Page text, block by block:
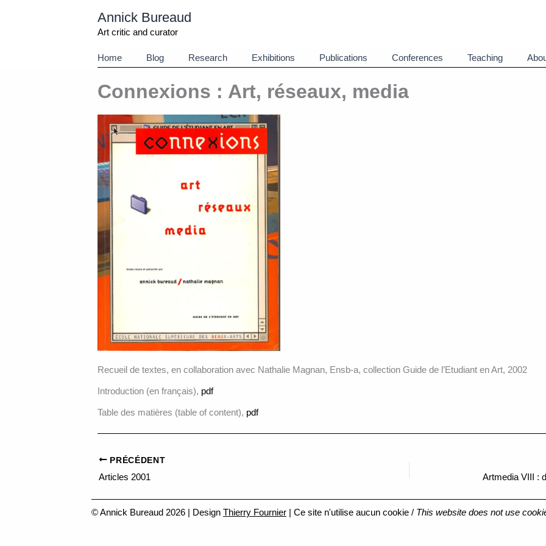
Annick Bureaud
Art critic and curator
Home Blog Research Exhibitions Publications Conferences Teaching
Connexions : Art, réseaux, media
Recueil de textes, en collaboration avec Nathalie Magnan, Ensb-a, collection Guide de l’Etudiant en Art, 2002
Introduction (en français), pdf
Table des matières (table of content), pdf
PRÉCÉDENT
Articles 2001
© Annick Bureaud 2026 | Design Thierry Fournier | Ce site n'utilise aucun cookie / This website does not use